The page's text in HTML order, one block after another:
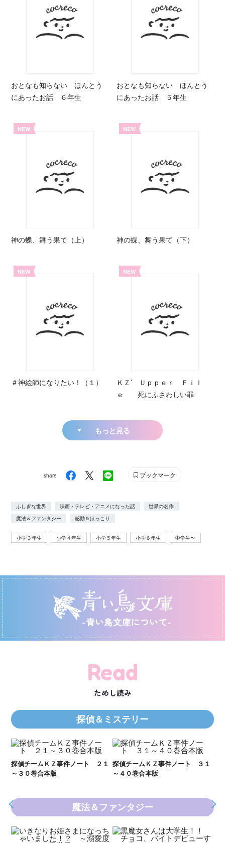
おとなも知らない ほんとう
にあったお話 ６年生
おとなも知らない ほんとう
にあったお話 ５年生
NEW
神の蝶、舞う果て（上）
NEW
神の蝶、舞う果て（下）
NEW
＃神絵師になりたい！（１）
NEW
ＫＺ’ Ｕｐｐｅｒ Ｆｉｌ
ｅ 死にふさわしい罪
もっと見る
share ブックマーク
ふしぎな世界 映画・テレビ・アニメになった話
世界の名作
魔法＆ファンタジー
感動＆ほっこり
小学３年生 小学４年生 小学５年生 小学６年生 中学生〜
-青い鳥文庫について-
Read
ためし読み
探偵＆ミステリー
探偵チームＫＺ事件ノート ３１
～４０巻合本版
探偵チームＫＺ事件ノート １１
～２０巻合本版
魔法＆ファンタジー